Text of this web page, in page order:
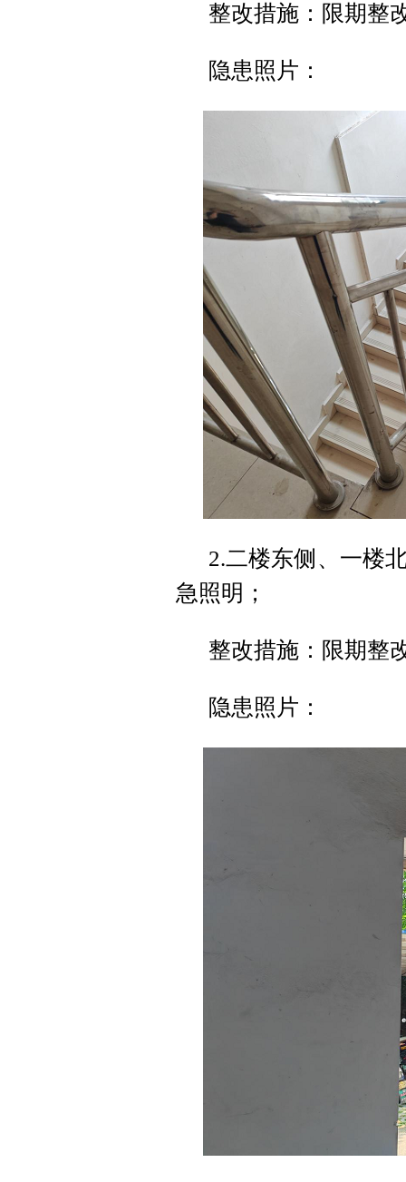
整改措施：限期整
隐患照片：
2.二楼东侧、一楼
急照明；
整改措施：限期整
隐患照片：